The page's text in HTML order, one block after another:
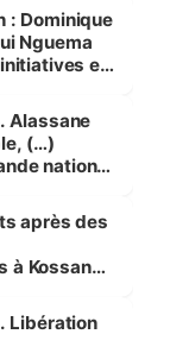
: Dominique
Nguema
en
Alassane
(…)
nation
après des
à Kossandji
Libération